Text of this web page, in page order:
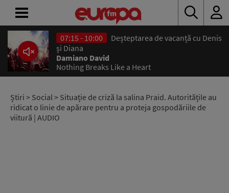
07:15 - 10:00
Deșteptarea de vacanță cu Denis
și Diana
Damiano David
Nothing Breaks Like a Heart
Știri > Social> Situație de criză la salina Praid. Autoritățile au
ridicat o linie de apărare pentru a proteja gospodăriile de
viitură | AUDIO
ACASĂ
ȘTIRI
RADIO
CONCURSURI